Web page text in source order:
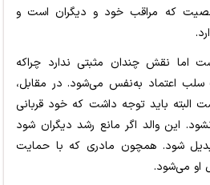
که مراقب خود و دیگران است و
اما نقش چندان مثبتی ندارد چراکه
اعتماد به‌نفس می‌شود. در مقابل،
البته باید توجه داشت که خود قربانی
این والد اگر مانع رشد دیگران شود
شود. همچون مادری که با حمایت
او می‌شود.